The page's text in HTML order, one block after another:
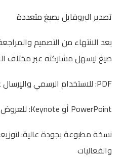
تصدير البروفايل بصيغ متعددة
بعد الانتهاء من التصميم
صيغ ليسهل مشاركته عبر مختلف
PDF: للاستخدام الرسمي والإرسال عبر البريد الإلكتروني
PowerPoint أو Keynote: للعروض التقديمية
نسخة مطبوعة بجودة عالية:
والفعاليات